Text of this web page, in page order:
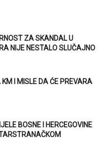
ZA SKANDAL U
NIJE NESTALO SLUČAJNO
I MISLE DA ĆE PREVARA
BOSNE I HERCEGOVINE